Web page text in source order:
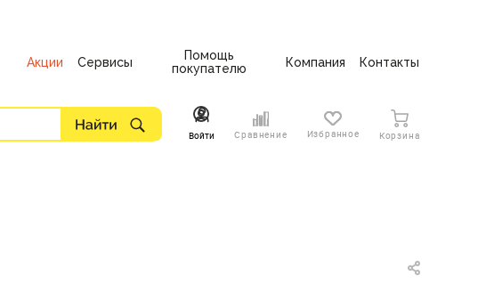
Акции Сервисы
Помощь
покупателю
Компания Контакты
Войти Сравнение Избранное Корзина